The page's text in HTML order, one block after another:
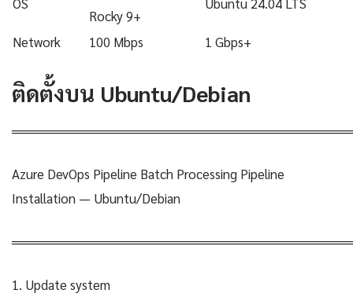
OS
Rocky 9+
Ubuntu 24.04 LTS
Network 100 Mbps 1 Gbps+
ติดตั้งบน Ubuntu/Debian
Azure DevOps Pipeline Batch Processing Pipeline
Installation — Ubuntu/Debian
1. Update system